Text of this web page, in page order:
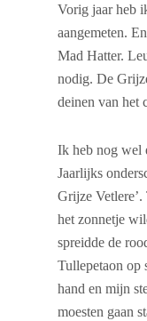
Vorig jaar heb
aangemeten.
Mad Hatter.
nodig. De
deinen van het
Ik heb nog wel
Jaarlijks
Grijze
het zonnetje
spreidde de
Tullepetaon op
hand en mijn
moesten gaan